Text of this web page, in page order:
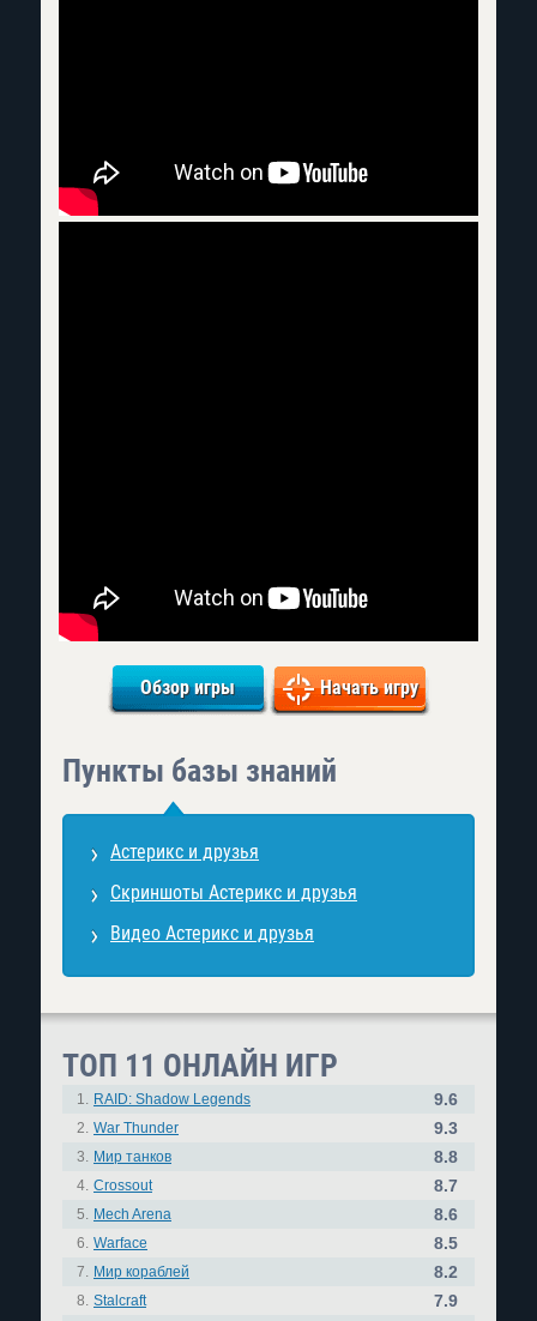
Обзор игры Начать игру
Пункты базы знаний
Астерикс и друзья
Скриншоты Астерикс и друзья
Видео Астерикс и друзья
ТОП 11 ОНЛАЙН ИГР
1. RAID: Shadow Legends 9.6
2. War Thunder 9.3
3. Мир танков 8.8
4. Crossout 8.7
5. Mech Arena 8.6
6. Warface 8.5
7. Мир кораблей 8.2
8. Stalcraft 7.9